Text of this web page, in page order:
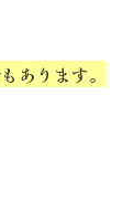
あります。